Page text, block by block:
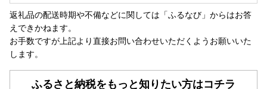
返礼品の配送時期や不備などに関しては「ふるなび」からはお答
えできかねます。
お手数ですが上記より直接お問い合わせいただくようお願いいた
します。
ふるさと納税をもっと知りたい方はコチラ